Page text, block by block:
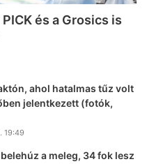
és a Grosics is
ahol hatalmas tűz volt
jelentkezett (fotók,
19:49
a meleg, 34 fok lesz